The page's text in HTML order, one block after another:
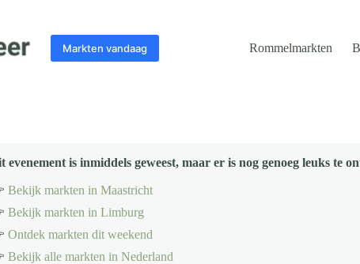
Markten vandaag Rommelmarkten
evenement is inmiddels geweest, maar er is nog genoeg leuks te
Bekijk markten in Maastricht
Bekijk markten in Limburg
Ontdek markten dit weekend
Bekijk alle markten in Nederland